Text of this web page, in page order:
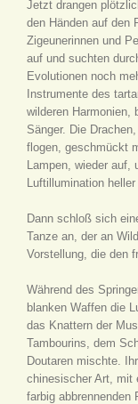
Jetzt drangen
den Händen auf den
Zigeunerinnen und
auf und suchten
Evolutionen noch
Instrumente des
wilderen Harmonien,
Sänger. Die
flogen, geschmückt
Lampen, wieder auf,
Luftillumination
Dann schloß sich
Tanze an, der an
Vorstellung, die den
Während des
blanken Waffen die
das Knattern der
Tambourins, dem
Doutaren mischte.
chinesischer Art, mit
farbig abbrennenden